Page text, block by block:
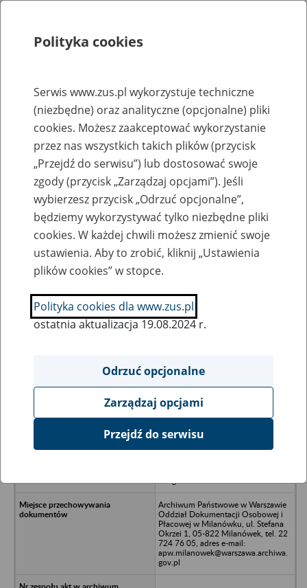
Rejestry, ewidencje i archiwa
Baza zlikwidowanych lub
przekształconych zakładów pracy
Nazwa zakładu pracy:
SZUKAJ
Ukryj wszystkie pozycje bazy
Przedsiębiorstwo Przemysłowo-
Archiwum Państwowe w Warszawie
Oddział Dokumentacji Osobowej i
Płacowej w Milanówku, ul. Stefana
Okrzei 1, 05-822 Milanówek, tel. 22
724 76 05, adres e-mail:
apw.milanowek@warszawa.archiwa.
gov.pl
Polityka cookies
Serwis www.zus.pl wykorzystuje techniczne
(niezbędne) oraz analityczne (opcjonalne) pliki
cookies. Możesz zaakceptować wykorzystanie
przez nas wszystkich takich plików (przycisk
„Przejdź do serwisu”) lub dostosować swoje
zgody (przycisk „Zarządzaj opcjami”). Jeśli
wybierzesz przycisk „Odrzuć opcjonalne”,
będziemy wykorzystywać tylko niezbędne pliki
cookies. W każdej chwili możesz zmienić swoje
ustawienia. Aby to zrobić, kliknij „Ustawienia
plików cookies” w stopce.
Polityka cookies dla www.zus.pl
ostatnia aktualizacja 19.08.2024 r.
Odrzuć opcjonalne
Zarządzaj opcjami
Przejdź do serwisu